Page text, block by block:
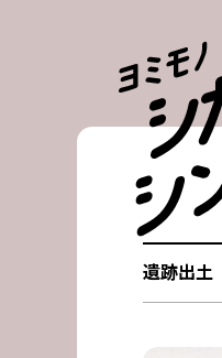
遺跡出土